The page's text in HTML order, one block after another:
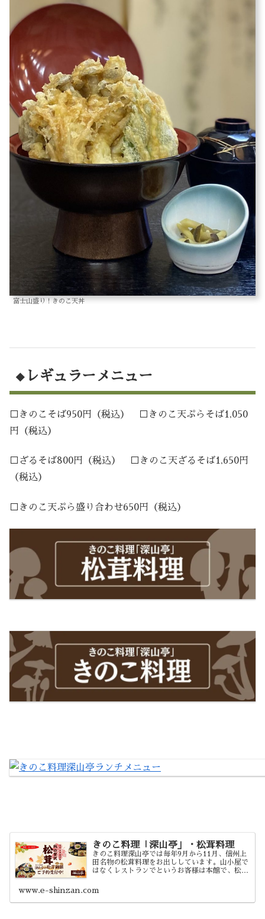
富士山盛り！きのこ天丼
◆レギュラーメニュー
□きのこそば950円（税込） □きのこ天ぷらそば1,050
円（税込）
□ざるそば800円（税込） □きのこ天ざるそば1,650円
（税込）
□きのこ天ぷら盛り合わせ650円（税込）
きのこ料理「深山亭」・松茸料理
きのこ料理深山亭では毎年9月から11月、信州上
田名物の松茸料理をお出ししています。山小屋で
はなくレストランでというお客様は本館で、松茸
て承ります。
www.e-shinzan.com